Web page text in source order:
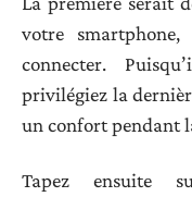
votre
connecter.
privilégiez la
un confort pendant
Tapez ensuite